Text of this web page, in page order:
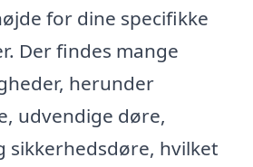
for dine specifikke
Der findes mange
herunder
udvendige døre,
sikkerhedsdøre, hvilket